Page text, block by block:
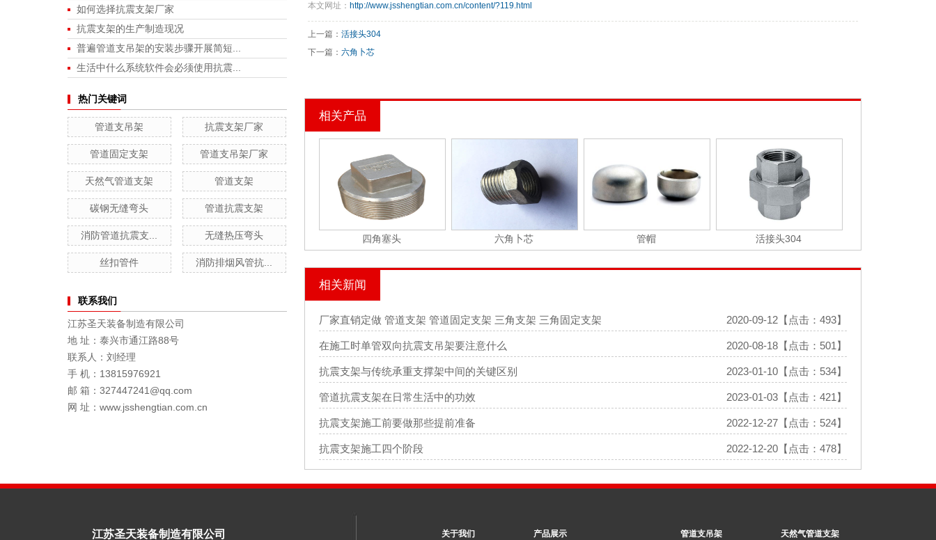
如何选择抗震支架厂家
抗震支架的生产制造现况
普遍管道支吊架的安装步骤开展简短...
生活中什么系统软件会必须使用抗震...
热门关键词
管道支吊架 抗震支架厂家
管道固定支架 管道支吊架厂家
天然气管道支架 管道支架
碳钢无缝弯头 管道抗震支架
消防管道抗震支... 无缝热压弯头
丝扣管件 消防排烟风管抗...
联系我们
江苏圣天装备制造有限公司
地 址：泰兴市通江路88号
联系人：刘经理
手 机：13815976921
邮 箱：327447241@qq.com
网 址：www.jsshengtian.com.cn
本文网址： http://www.jsshengtian.com.cn/content/?119.html
上一篇： 活接头304
下一篇： 六角卜芯
相关产品
四角塞头 六角卜芯 管帽 活接头304
相关新闻
2020-09-12【点击：493】
厂家直销定做 管道支架 管道固定支架 三角支架 三角固定支架
2020-08-18【点击：501】
在施工时单管双向抗震支吊架要注意什么
2023-01-10【点击：534】
抗震支架与传统承重支撑架中间的关键区别
2023-01-03【点击：421】
管道抗震支架在日常生活中的功效
2022-12-27【点击：524】
抗震支架施工前要做那些提前准备
2022-12-20【点击：478】
抗震支架施工四个阶段
江苏圣天装备制造有限公司 关于我们 产品展示 管道支吊架 天然气管道支架